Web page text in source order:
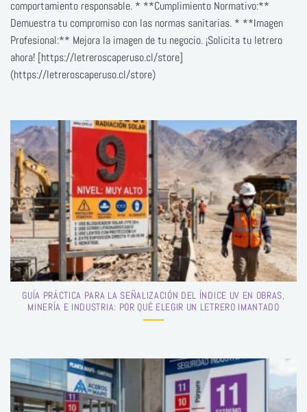
comportamiento responsable. * **Cumplimiento Normativo:**
Demuestra tu compromiso con las normas sanitarias. * **Imagen
Profesional:** Mejora la imagen de tu negocio. ¡Solicita tu letrero
ahora! [https://letreroscaperuso.cl/store]
(https://letreroscaperuso.cl/store)
GUÍA PRÁCTICA PARA LA SEÑALIZACIÓN DEL ÍNDICE UV EN OBRAS,
MINERÍA E INDUSTRIA: POR QUÉ ELEGIR UN LETRERO IMANTADO